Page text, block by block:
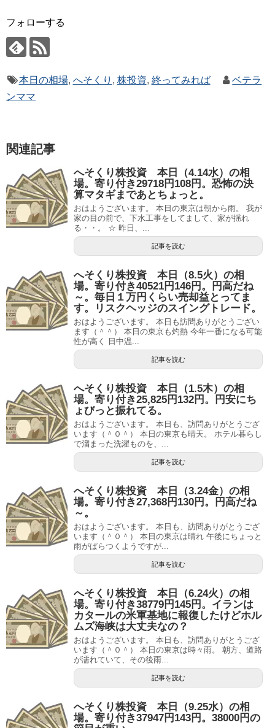
フォローする
本日の相場, へそくり , 株投資, 終ってみれば
ベテラ
ンママ
関連記事
へそくり株投資 本日（4.14水）の相
場。寄り付き29718円108円。恐怖の決
算マタギまであとちょっと。
おはようございます。 本日の東京は朝から雨。 我が
家の目の前で、下水工事をしてまして、家が揺れ
る・・。 ☆ 昨日、...
記事を読む
へそくり株投資 本日（8.5火）の相
場。寄り付き40521円146円。円高だね
～。毎日１万円くらい売却益とってま
す。リスクヘッジのスイングトレード。
おはようございます。 本日も訪問ありがとうござい
ます（＾＾） 本日の東京も灼熱 今年一番になる可能
性が高く 日中温...
記事を読む
へそくり株投資 本日（1.5木）の相
場。寄り付き25,825円132円。円安にち
ょびっと振れてる。
おはようございます。 本日も、訪問ありがとうござ
います（＾０＾） 本日の東京も晴天。 ホテル暮らし
で溜まった洗濯ものを、...
記事を読む
へそくり株投資 本日（3.24金）の相
場。寄り付き27,368円130円。円高だね
～。
おはようございます。 本日も、訪問ありがとうござ
います（＾０＾） 本日の東京は晴れ 午後にちょっと
雨がぱらつくようですが...
記事を読む
へそくり株投資 本日（6.24火）の相
場。寄り付き38779円145円。イランは
カタールの米軍基地に報復したけどホル
ムズ海峡は大丈夫なの？
おはようございます。 本日も、訪問ありがとうござ
います（＾０＾） 本日の東京は時々雨。 朝方、道路
が濡れていて、その後雨...
記事を読む
へそくり株投資 本日（9.25水）の相
場。寄り付き37947円143円。38000円の